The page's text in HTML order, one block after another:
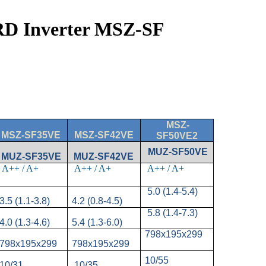
Inverter MSZ-SF
MSZ-SF35VE MSZ-SF42VE
MSZ-
SF50VE2
MUZ-SF35VE MUZ-SF42VE
MUZ-SF50VE
A++ / A+
A++ / A+ A++ / A+
3.5 (1.1-3.8) 4.2 (0.8-4.5)
5.0 (1.4-5.4)
4.0 (1.3-4.6) 5.4 (1.3-6.0)
5.8 (1.4-7.3)
798x195x299 798x195x299
798x195x299
10/55